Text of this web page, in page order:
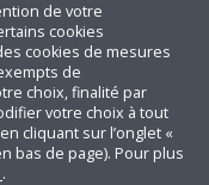
de votre
cookies
cookies de mesures
de
choix, finalité par
votre choix à tout
cliquant sur l’onglet «
bas de page). Pour plus
.